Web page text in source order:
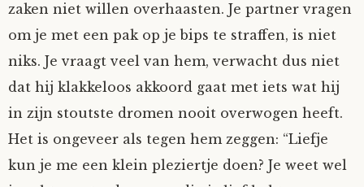
zaken niet willen overhaasten. Je partner vragen
om je met een pak op je bips te straffen, is niet
niks. Je vraagt veel van hem, verwacht dus niet
dat hij klakkeloos akkoord gaat met iets wat hij
in zijn stoutste dromen nooit overwogen heeft.
Het is ongeveer als tegen hem zeggen: “Liefje
kun je me een klein pleziertje doen? Je weet wel